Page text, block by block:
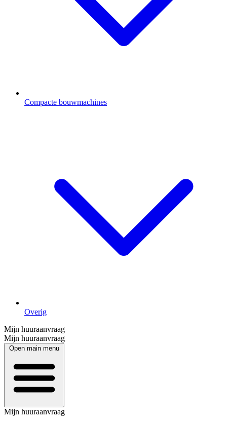
Compacte bouwmachines
Overig
Mijn huuraanvraag
Mijn huuraanvraag
Open main menu
Mijn huuraanvraag